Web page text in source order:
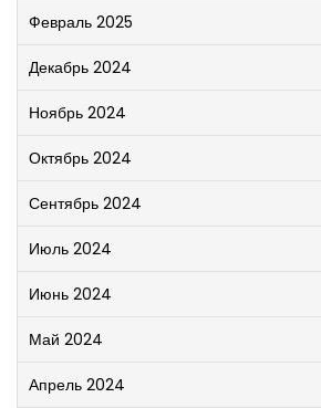
Февраль 2025
Декабрь 2024
Ноябрь 2024
Октябрь 2024
Сентябрь 2024
Июль 2024
Июнь 2024
Май 2024
Апрель 2024